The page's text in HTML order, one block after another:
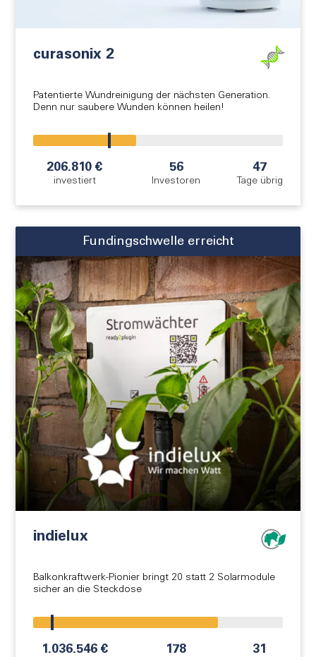
curasonix 2
Patentierte Wundreinigung der nächsten Generation.
Denn nur saubere Wunden können heilen!
206.810 €
investiert
56
Investoren
47
Tage übrig
Fundingschwelle erreicht
indielux
Balkonkraftwerk-Pionier bringt 20 statt 2 Solarmodule
sicher an die Steckdose
1.036.546 € 178 31